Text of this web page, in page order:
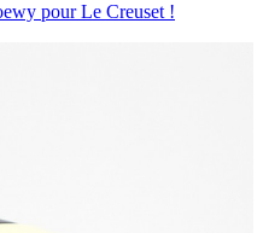
pour Le Creuset !